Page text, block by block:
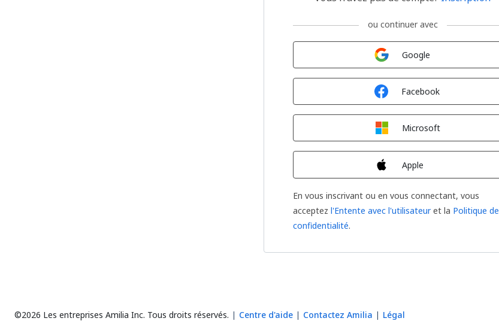
ou continuer avec
Google
Facebook
Microsoft
Apple
En vous inscrivant ou en vous connectant, vous
acceptez l'Entente avec l'utilisateuret la Politique de
confidentialité.
©2026 Les entreprises Amilia Inc. Tous droits réservés. Centre d'aide Contactez Amilia Légal